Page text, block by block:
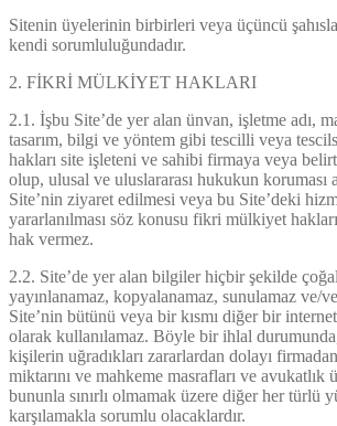
Sitenin üyelerinin birbirleri veya üçüncü
kendi sorumluluğundadır.
2. FİKRİ MÜLKİYET HAKLARI
2.1. İşbu Site’de yer alan ünvan, işletme adı,
tasarım, bilgi ve yöntem gibi tescilli veya
hakları site işleteni ve sahibi firmaya veya
olup, ulusal ve uluslararası hukukun koruması
Site’nin ziyaret edilmesi veya bu Site’deki
yararlanılması söz konusu fikri mülkiyet
hak vermez.
2.2. Site’de yer alan bilgiler hiçbir şekilde
yayınlanamaz, kopyalanamaz, sunulamaz ve/
Site’nin bütünü veya bir kısmı diğer bir
olarak kullanılamaz. Böyle bir ihlal
kişilerin uğradıkları zararlardan dolayı
miktarını ve mahkeme masrafları ve avukatlık
bununla sınırlı olmamak üzere diğer her türlü
karşılamakla sorumlu olacaklardır.